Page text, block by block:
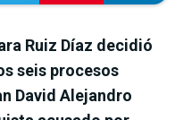
Ruiz Díaz decidió
seis procesos
David Alejandro